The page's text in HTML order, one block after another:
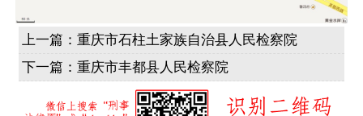
上一篇：重庆市石柱土家族自治县人民检察院
下一篇：重庆市丰都县人民检察院